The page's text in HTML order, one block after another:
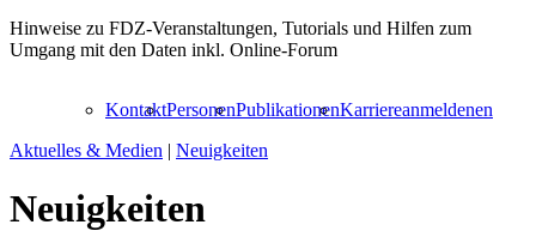
Hinweise zu FDZ-Veranstaltungen, Tutorials und Hilfen zum
Umgang mit den Daten inkl. Online-Forum
KontaktPersonenPublikationenKarriereanmeldenen
Aktuelles & Medien | Neuigkeiten
Neuigkeiten